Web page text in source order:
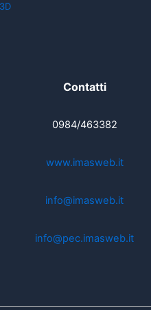
Contatti
0984/463382
www.imasweb.it
info@imasweb.it
info@pec.imasweb.it